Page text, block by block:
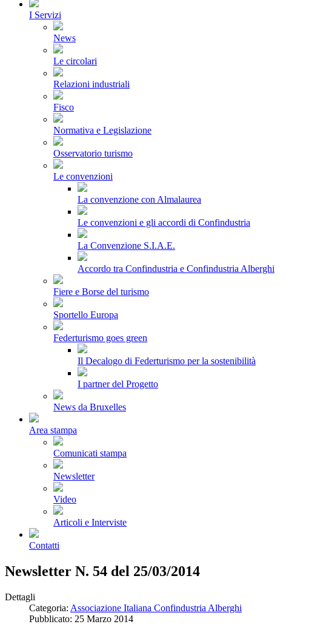
I Servizi
News
Le circolari
Relazioni industriali
Fisco
Normativa e Legislazione
Osservatorio turismo
Le convenzioni
La convenzione con Almalaurea
Le convenzioni e gli accordi di Confindustria
La Convenzione S.I.A.E.
Accordo tra Confindustria e Confindustria Alberghi
Fiere e Borse del turismo
Sportello Europa
Federturismo goes green
Il Decalogo di Federturismo per la sostenibilità
I partner del Progetto
News da Bruxelles
Area stampa
Comunicati stampa
Newsletter
Video
Articoli e Interviste
Contatti
Newsletter N. 54 del 25/03/2014
Dettagli
Categoria: Associazione Italiana Confindustria Alberghi
Pubblicato: 25 Marzo 2014